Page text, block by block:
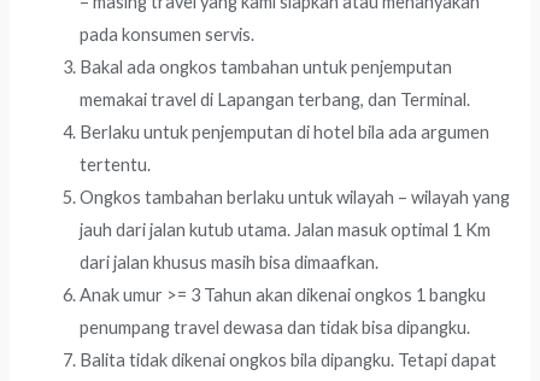
pada konsumen servis.
Bakal ada ongkos tambahan untuk penjemputan
memakai travel di Lapangan terbang, dan Terminal.
Berlaku untuk penjemputan di hotel bila ada argumen
tertentu.
Ongkos tambahan berlaku untuk wilayah – wilayah yang
jauh dari jalan kutub utama. Jalan masuk optimal 1 Km
dari jalan khusus masih bisa dimaafkan.
Anak umur >= 3 Tahun akan dikenai ongkos 1 bangku
penumpang travel dewasa dan tidak bisa dipangku.
Balita tidak dikenai ongkos bila dipangku. Tetapi dapat